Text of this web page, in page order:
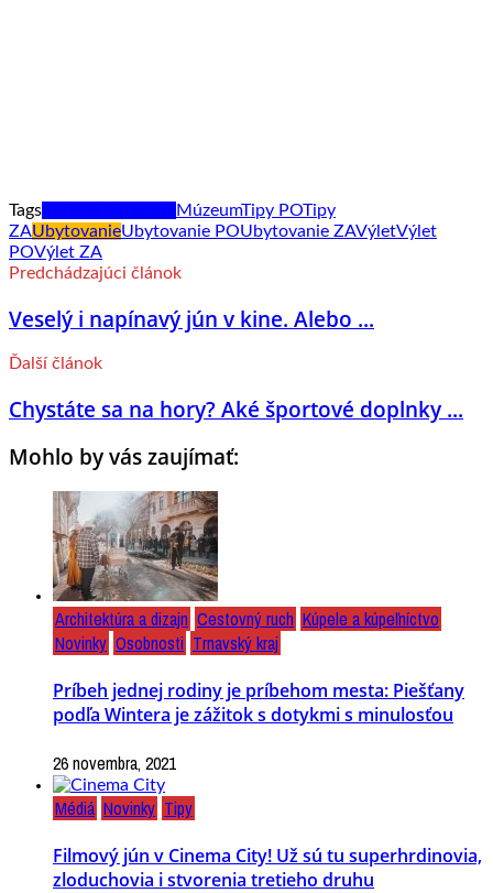
Tags MúzeumTipy POTipy
ZAUbytovanieUbytovanie POUbytovanie ZAVýletVýlet
POVýlet ZA
Predchádzajúci článok
Veselý i napínavý jún v kine. Alebo ...
Ďalší článok
Chystáte sa na hory? Aké športové doplnky ...
Mohlo by vás zaujímať:
Architektúra a dizajn Cestovný ruch Kúpele a kúpeľníctvo
Novinky Osobnosti Trnavský kraj
Príbeh jednej rodiny je príbehom mesta: Piešťany
podľa Wintera je zážitok s dotykmi s minulosťou
26 novembra, 2021
Médiá Novinky Tipy
Filmový jún v Cinema City! Už sú tu superhrdinovia,
zloduchovia i stvorenia tretieho druhu